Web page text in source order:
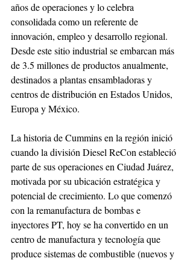
años de operaciones y lo celebra
consolidada como un referente de
innovación, empleo y desarrollo regional.
Desde este sitio industrial se embarcan más
de 3.5 millones de productos anualmente,
destinados a plantas ensambladoras y
centros de distribución en Estados Unidos,
Europa y México.
La historia de Cummins en la región inició
cuando la división Diesel ReCon estableció
parte de sus operaciones en Ciudad Juárez,
motivada por su ubicación estratégica y
potencial de crecimiento. Lo que comenzó
con la remanufactura de bombas e
inyectores PT, hoy se ha convertido en un
centro de manufactura y tecnología que
produce sistemas de combustible (nuevos y